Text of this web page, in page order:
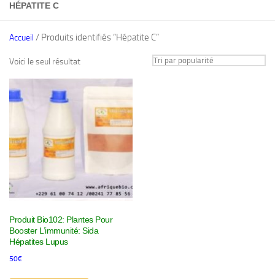
HÉPATITE C
Accueil / Produits identifiés “Hépatite C”
Voici le seul résultat
Produit Bio102: Plantes Pour
Booster L’immunité: Sida
Hépatites Lupus
50€